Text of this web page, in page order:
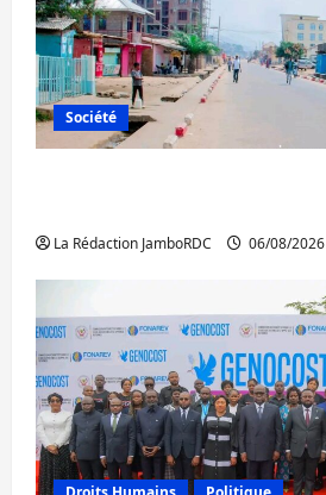
Société
La Rédaction JamboRDC 06/08/2026